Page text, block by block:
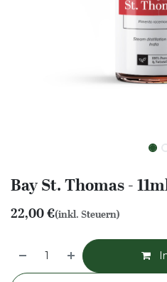
Bay St. Thomas -
22,00€(inkl. Steuern)